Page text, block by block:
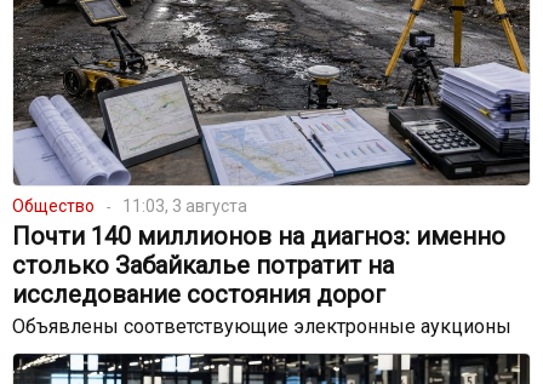
Общество 11:03, 3 августа
Почти 140 миллионов на диагноз: именно
столько Забайкалье потратит на
исследование состояния дорог
Объявлены соответствующие электронные аукционы